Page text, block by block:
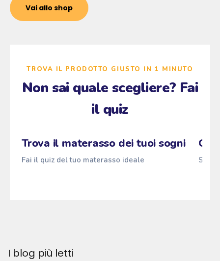
Vai allo shop
TROVA IL PRODOTTO GIUSTO IN 1 MINUTO
Non sai quale scegliere? Fai
il quiz
Trova il materasso dei tuoi sogni
Fai il quiz del tuo materasso ideale
I blog più letti